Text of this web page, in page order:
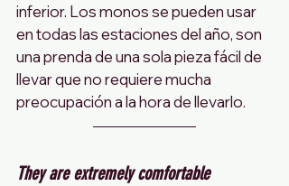
inferior. Los monos se pueden usar
en todas las estaciones del año, son
una prenda de una sola pieza fácil de
llevar que no requiere mucha
preocupación a la hora de llevarlo.
They are extremely comfortable